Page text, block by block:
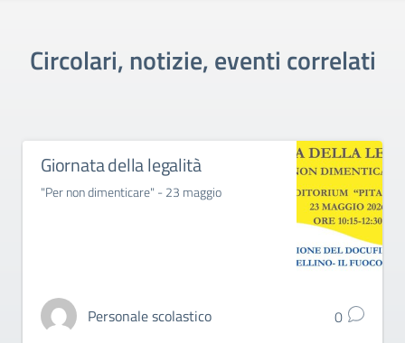
Circolari, notizie, eventi correlati
Giornata della legalità
"Per non dimenticare" - 23 maggio
Personale scolastico 0